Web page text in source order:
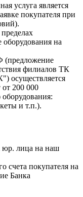
услуга является
покупателя при
на
(предложение
филиалов ТК
осуществляется
от 200 000
и т.п.).
юр. лица на наш
счета покупателя на
Банка